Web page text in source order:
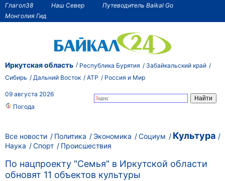
Глагол38 Наш Север
Путеводитель Baikal Go
Монголия Гид
Иркутская область Республика Бурятия
Забайкальский край
Сибирь
Дальний Восток АТР Россия и Мир
09 августа 2026
Погода
Все новости Политика Экономика Социум Культура
Наука Спорт Происшествия
По нацпроекту "Семья" в Иркутской области
обновят 11 объектов культуры